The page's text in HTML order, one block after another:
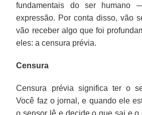
fundamentais do ser humano
expressão. Por conta disso, vão
vão receber algo que foi
eles: a censura prévia.
Censura
Censura prévia significa ter o
Você faz o jornal, e quando ele
o sensor lê e decide o que sai e o